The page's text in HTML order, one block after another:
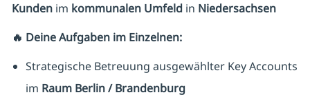
Kunden im kommunalen Umfeld in Niedersachsen
🔥 Deine Aufgaben im Einzelnen:
Strategische Betreuung ausgewählter Key Accounts
im Raum Berlin / Brandenburg